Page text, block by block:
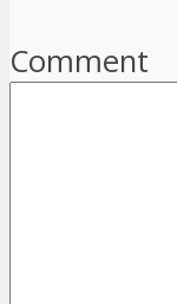
Comment